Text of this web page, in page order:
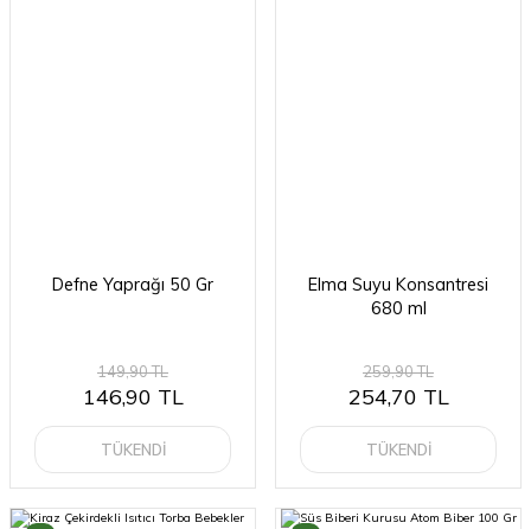
Defne Yaprağı 50 Gr
149,90 TL
146,90 TL
TÜKENDİ
Elma Suyu Konsantresi
680 ml
259,90 TL
254,70 TL
TÜKENDİ